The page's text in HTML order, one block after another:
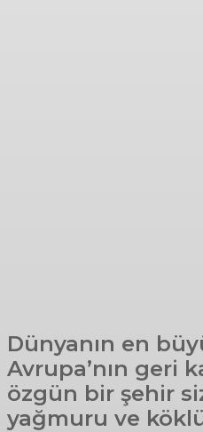
Dünyanın en
Avrupa’nın geri
özgün bir şehir
yağmuru ve